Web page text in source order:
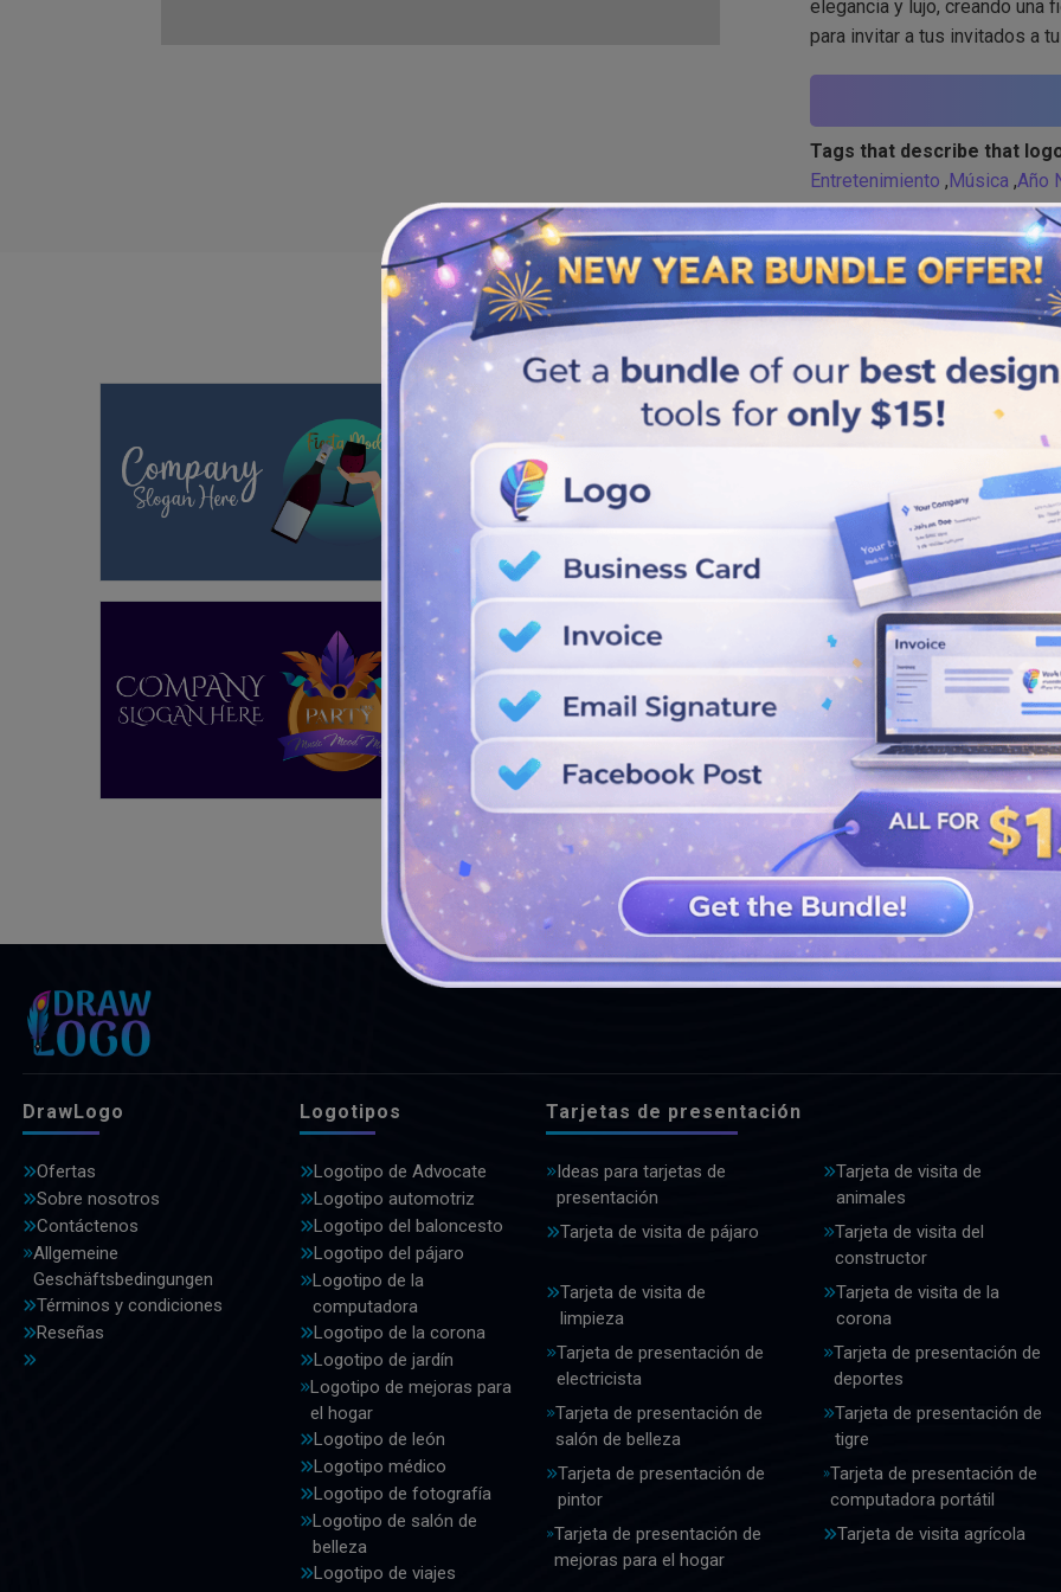
elegancia y lujo, creando una
para invitar a tus invitados a
Tags that describe that
Entretenimiento ,Música ,Año
Similar logos
VER MÁS DISEÑOS
DrawLogo
Ofertas
Sobre nosotros
Contáctenos
Allgemeine
Geschäftsbedingungen
Términos y condiciones
Reseñas
Logotipos
Logotipo de Advocate
Logotipo automotriz
Logotipo del baloncesto
Logotipo del pájaro
Logotipo de la
computadora
Logotipo de la corona
Logotipo de jardín
Logotipo de mejoras para
el hogar
Logotipo de león
Logotipo médico
Logotipo de fotografía
Logotipo de salón de
belleza
Logotipo de viajes
Tarjetas de presentación
Ideas para tarjetas de
presentación
Tarjeta de visita de
animales
Tarjeta de visita de pájaro
Tarjeta de visita del
constructor
Tarjeta de visita de
limpieza
Tarjeta de visita de la
corona
Tarjeta de presentación de
electricista
Tarjeta de presentación de
deportes
Tarjeta de presentación de
salón de belleza
Tarjeta de presentación de
tigre
Tarjeta de presentación de
pintor
Tarjeta de presentación de
computadora portátil
Tarjeta de presentación de
mejoras para el hogar
Tarjeta de visita agrícola